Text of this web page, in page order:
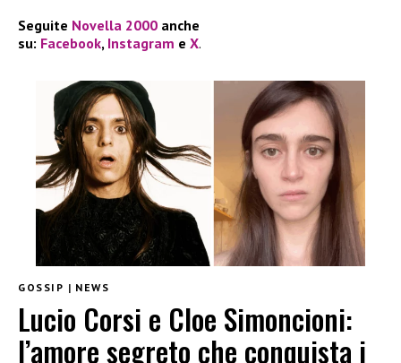
Seguite Novella 2000 anche
su: Facebook, Instagram e X.
GOSSIP | NEWS
Lucio Corsi e Cloe Simoncioni:
l’amore segreto che conquista i